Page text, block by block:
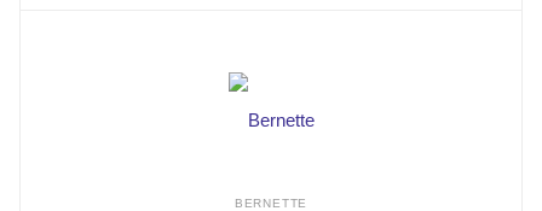
BERNETTE